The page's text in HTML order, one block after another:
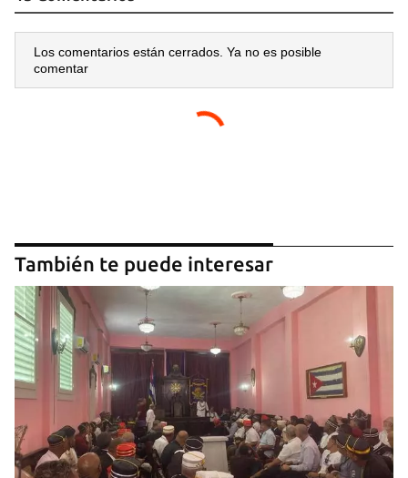
Los comentarios están cerrados. Ya no es posible
comentar
También te puede interesar